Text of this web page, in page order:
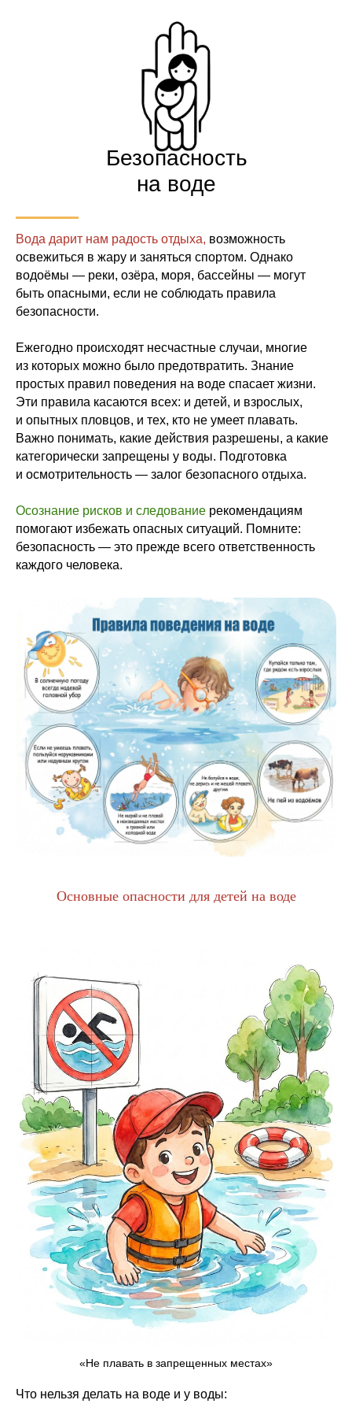
Безопасность
на воде
Вода дарит нам радость отдыха, возможность
освежиться в жару и заняться спортом. Однако
водоёмы — реки, озёра, моря, бассейны — могут
быть опасными, если не соблюдать правила
безопасности.
Ежегодно происходят несчастные случаи, многие
из которых можно было предотвратить. Знание
простых правил поведения на воде спасает жизни.
Эти правила касаются всех: и детей, и взрослых,
и опытных пловцов, и тех, кто не умеет плавать.
Важно понимать, какие действия разрешены, а какие
категорически запрещены у воды. Подготовка
и осмотрительность — залог безопасного отдыха.
Осознание рисков и следование рекомендациям
помогают избежать опасных ситуаций. Помните:
безопасность — это прежде всего ответственность
каждого человека.
Основные опасности для детей на воде
«Не плавать в запрещенных местах»
Что нельзя делать на воде и у воды: